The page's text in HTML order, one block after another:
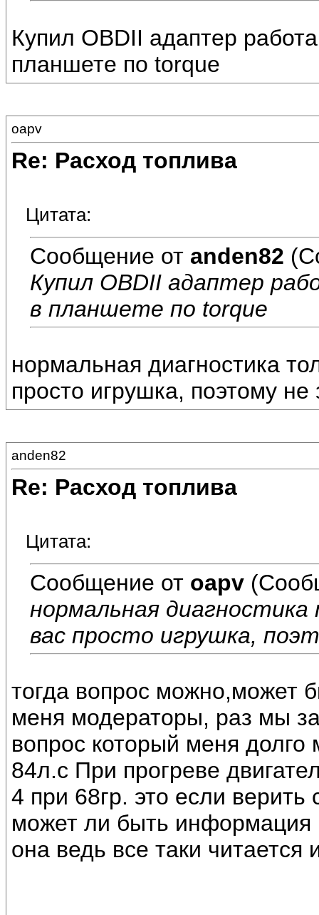
Купил OBDII адаптер
планшете по torque
oapv
Re: Расход топлива
Цитата:
Сообщение от anden82
Купил OBDII адаптер
в планшете по torque
нормальная диагностика
просто игрушка, поэтому не
anden82
Re: Расход топлива
Цитата:
Сообщение от oapv
нормальная
вас просто игрушка,
тогда вопрос можно,может
меня модераторы, раз мы
вопрос который меня долго
84л.с При прогреве
4 при 68гр. это если
может ли быть информация
она ведь все таки читается